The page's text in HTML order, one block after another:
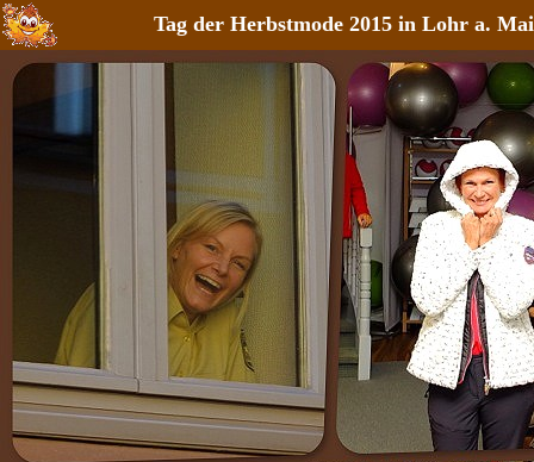
Tag der Herbstmode 2015 in Lohr a.